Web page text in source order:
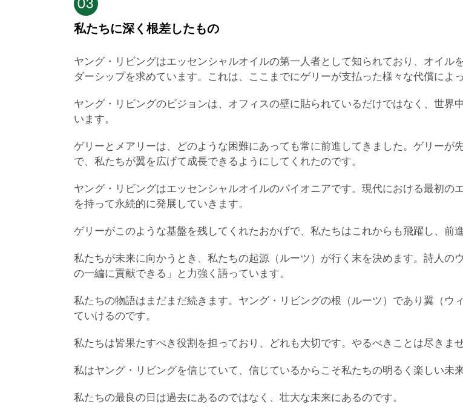
私たちに深く根差したもの
ヤング・リビングはエッセンシャルオイルの第一人者として知られており、オイ
ダーシップを求めています。これは、ここまでにゲリーが支払った様々な代償によ
ヤング・リビングのビジョンは、オフィスの壁に貼られているだけではなく、世界
います。
ゲリーとメアリーは、どのような困難にあっても常に前進してきました。ゲリーが
で、私たちが翼を広げて成長できるようにしてくれたのです。
ヤング・リビングはエッセンシャルオイルのパイオニアです。現代における最初
を持って永続的に発展していきます。
ゲリーがこのような基盤を残してくれたおかげで、私たちはこれからも飛躍し、前
私たちが未来に向かうとき、私たちの起源（ルーツ）が行く末を決めます。詩人の
の一編に貢献できる」と力強く語っています。
私たちの物語はまだまだ続きます。ヤング・リビングの根（ルーツ）であり翼（ウ
ていけるのです。
私たちは皆果たすべき役割を担っており、どれも大切です。やるべきことは尽きま
私はヤング・リビングを信じていて、信じているからこそ私たちの明るく楽しい未
私たちの最良の日は過去にあるのではなく、壮大な未来にあるのです。